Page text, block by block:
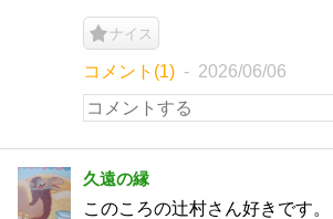
ナイス
コメント(1) 2026/06/06
久遠の縁
このころの辻村さん好きです